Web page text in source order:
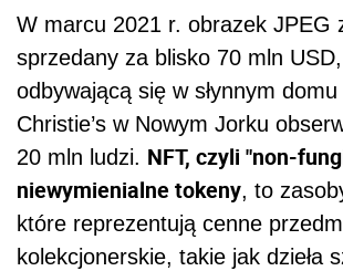
W marcu 2021 r. obrazek JPEG
sprzedany za blisko 70 mln
odbywającą się w słynnym
Christie’s w Nowym Jorku
20 mln ludzi. NFT, czyli "non-
niewymienialne tokeny, to
które reprezentują cenne
kolekcjonerskie, takie jak dzieła